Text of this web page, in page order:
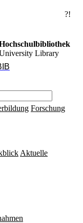
?!
Library
Forschung
Aktuelle